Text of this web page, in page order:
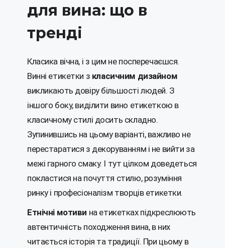
для вина: що в
тренді
Класика вічна, і з цим не посперечаєшся.
Винні етикетки з класичним дизайном
викликають довіру більшості людей. З
іншого боку, виділити вино етикеткою в
класичному стилі досить складно.
Зупинившись на цьому варіанті, важливо не
перестаратися з декоруванням і не вийти за
межі гарного смаку. І тут цілком доведеться
покластися на почуття стилю, розуміння
ринку і професіоналізм творців етикетки.
Етнічні мотиви на етикетках підкреслюють
автентичність походження вина, в них
читається історія та традиції. При цьому в